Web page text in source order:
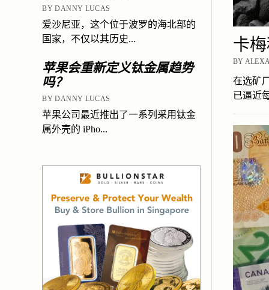
BY DANNY LUCAS
爱沙尼亚，这个位于波罗的海北部的
国家，不仅以其历史...
苹果会重新定义钛金属趋势
吗？
BY DANNY LUCAS
苹果公司最近推出了一系列采用钛金
属外壳的 iPho...
卡
BY
在选矿
已逼近